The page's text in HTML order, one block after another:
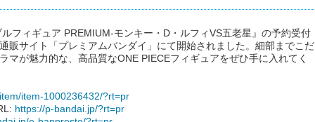
ルフィギュア PREMIUM-モンキー・D・ルフィVS五老星』の予約受付
販サイト「プレミアムバンダイ」にて開始されました。細部までこだ
マが魅力的な、高品質なONE PIECEフィギュアをぜひ手に入れてく
item-1000236432/?rt=pr
https://p-bandai.jp/?rt=pr